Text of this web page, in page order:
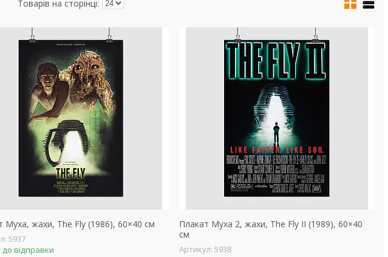
Муха, жахи, The Fly (1986), 60×40 см
5937
відправки
Плакат Муха 2, жахи, The Fly II (1989), 60×40
см
5938